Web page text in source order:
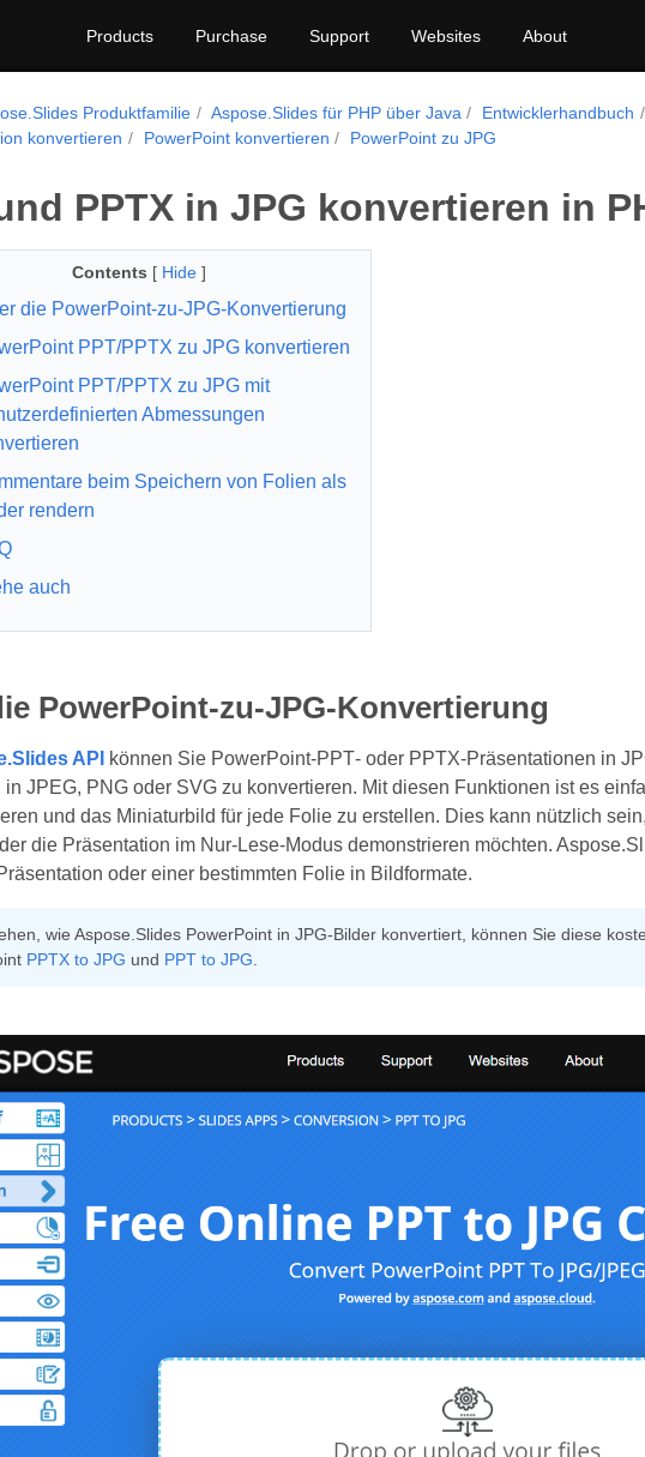
Products Purchase Support Websites About
Produktfamilie Aspose.Slides für PHP über Java Entwicklerhandbuch
konvertieren
PowerPoint konvertieren PowerPoint zu JPG
PPTX in JPG konvertieren in
Contents [ Hide ]
die PowerPoint-zu-JPG-Konvertierung
PPT/PPTX zu JPG konvertieren
PPT/PPTX zu JPG mit
Abmessungen
beim Speichern von Folien als
rendern
auch
PowerPoint-zu-JPG-Konvertierung
API
können Sie PowerPoint‑PPT‑ oder PPTX‑Präsentationen in
in JPEG, PNG oder SVG zu konvertieren. Mit diesen Funktionen ist es
und das Miniaturbild für jede Folie zu erstellen. Dies kann nützlich
die Präsentation im Nur‑Lese‑Modus demonstrieren möchten.
oder einer bestimmten Folie in Bildformate.
wie Aspose.Slides PowerPoint in JPG‑Bilder konvertiert, können Sie diese
PPTX to JPG und PPT to JPG